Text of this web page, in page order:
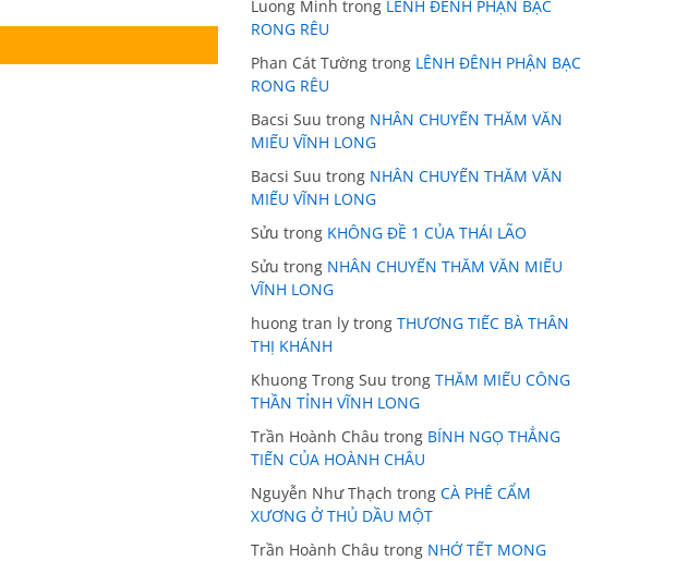
Luong Minh trong LÊNH ĐÊNH PHẬN BẠC
RONG RÊU
Phan Cát Tường trong LÊNH ĐÊNH PHẬN BẠC
RONG RÊU
Bacsi Suu trong NHÂN CHUYẾN THĂM VĂN
MIẾU VĨNH LONG
Bacsi Suu trong NHÂN CHUYẾN THĂM VĂN
MIẾU VĨNH LONG
Sửu trong KHÔNG ĐỀ 1 CỦA THÁI LÃO
Sửu trong NHÂN CHUYẾN THĂM VĂN MIẾU
VĨNH LONG
huong tran ly trong THƯƠNG TIẾC BÀ THÂN
THỊ KHÁNH
Khuong Trong Suu trong THĂM MIẾU CÔNG
THẦN TỈNH VĨNH LONG
Trần Hoành Châu trong BÍNH NGỌ THẲNG
TIẾN CỦA HOÀNH CHÂU
Nguyễn Như Thạch trong CÀ PHÊ CẨM
XƯƠNG Ở THỦ DẦU MỘT
Trần Hoành Châu trong NHỚ TẾT MONG